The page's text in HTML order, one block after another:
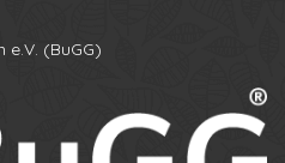
e.V. (BuGG)